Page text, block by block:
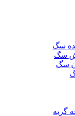
سگ
سگ
سگ
گربه